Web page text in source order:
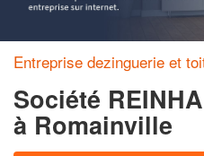
Entreprise dezinguerie et
Société
à Romainville